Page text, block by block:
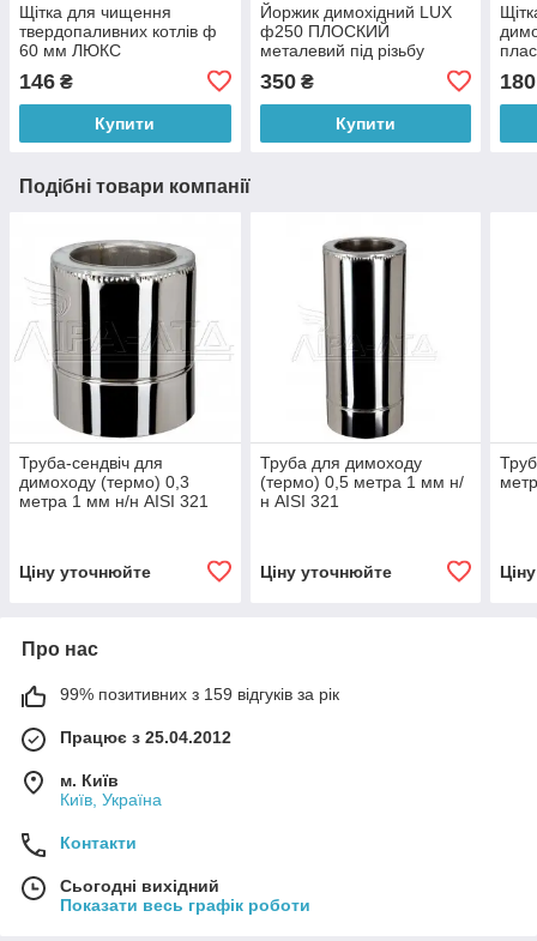
Щітка для чищення
твердопаливних котлів ф
60 мм ЛЮКС
146 ₴
Купити
Йоржик димохідний LUX
ф250 ПЛОCКИЙ
металевий під різьбу
350₴
Купити
180
Подібні товари компанії
Труба-сендвіч для
димоходу (термо) 0,3
метра 1 мм н/н AISI 321
Ціну уточнюйте
Труба для димоходу
(термо) 0,5 метра 1 мм н/
н AISI 321
Ціну уточнюйте
Про нас
99% позитивних з 159 відгуків за рік
Працює з 25.04.2012
м. Київ
Київ, Україна
Контакти
Сьогодні вихідний
Показати весь графік роботи